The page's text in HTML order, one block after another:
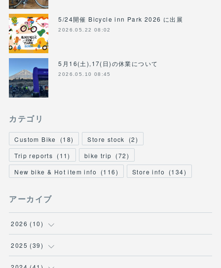
5/24開催 Bicycle inn Park 2026 に出展
2026.05.22 08:02
5月16(土),17(日)の休業について
2026.05.10 08:45
カテゴリ
Custom Bike (18) Store stock (2)
Trip reports (11) bike trip (72)
New bike & Hot item info
(116) Store info (134)
アーカイブ
2026 (10)
(1)
( 2 )
2025 (39)